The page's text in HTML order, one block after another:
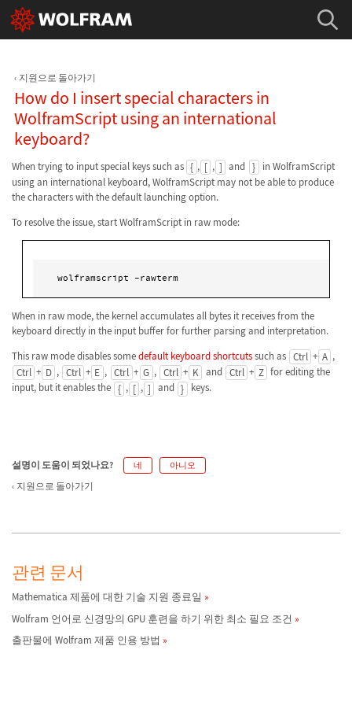
지원으로 돌아가기
How do I insert special characters in
WolframScript using an international
keyboard?
When trying to input special keys such as { , [ , ] and } in WolframScript
using an international keyboard, WolframScript may not be able to produce
the characters with the default launching option.
To resolve the issue, start WolframScript in raw mode:
When in raw mode, the kernel accumulates all bytes it receives from the
keyboard directly in the input buffer for further parsing and interpretation.
This raw mode disables somedefault keyboard shortcutssuch as Ctrl + A ,
Ctrl + D , Ctrl + E , Ctrl + G , Ctrl + K and Ctrl + Z for editing the
input, but it enables the { , [ , ] and } keys.
설명이 도움이 되었나요? 네 아니오
지원으로 돌아가기
관련 문서
Mathematica 제품에 대한 기술 지원 종료일
Wolfram 언어로 신경망의 GPU 훈련을 하기 위한 최소 필요 조건
출판물에 Wolfram 제품 인용 방법